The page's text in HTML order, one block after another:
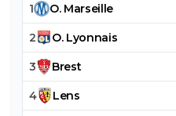
1 O. Marseille
2 O. Lyonnais
3 Brest
4 Lens